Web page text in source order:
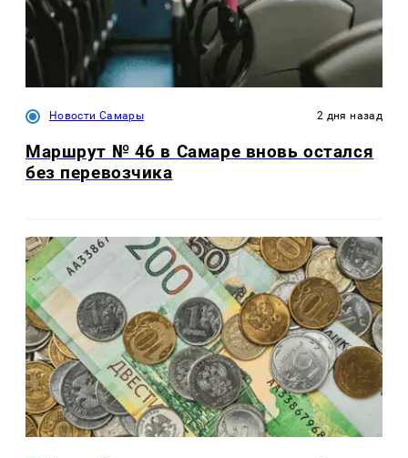
Новости Самары 2 дня назад
Маршрут № 46 в Самаре вновь остался
без перевозчика